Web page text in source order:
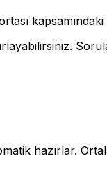
hazırlar.